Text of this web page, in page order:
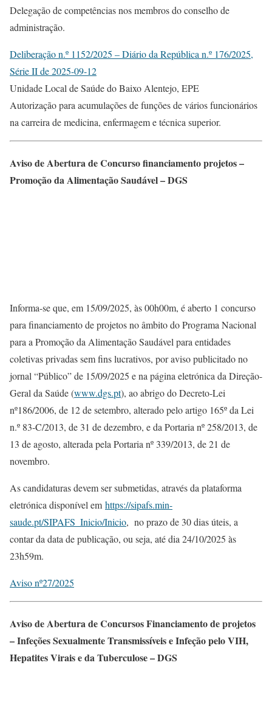
Delegação de competências nos membros do conselho de
administração.
Deliberação n.º 1152/2025 – Diário da República n.º 176/2025,
Série II de 2025-09-12
Unidade Local de Saúde do Baixo Alentejo, EPE
Autorização para acumulações de funções de vários funcionários
na carreira de medicina, enfermagem e técnica superior.
Aviso de Abertura de Concurso financiamento projetos –
Promoção da Alimentação Saudável – DGS
Informa-se que, em 15/09/2025, às 00h00m, é aberto 1 concurso
para financiamento de projetos no âmbito do Programa Nacional
para a Promoção da Alimentação Saudável para entidades
coletivas privadas sem fins lucrativos, por aviso publicitado no
jornal “Público” de 15/09/2025 e na página eletrónica da Direção-
Geral da Saúde (www.dgs.pt), ao abrigo do Decreto-Lei
nº186/2006, de 12 de setembro, alterado pelo artigo 165º da Lei
n.º 83-C/2013, de 31 de dezembro, e da Portaria nº 258/2013, de
13 de agosto, alterada pela Portaria nº 339/2013, de 21 de
novembro.
As candidaturas devem ser submetidas, através da plataforma
eletrónica disponível em https://sipafs.min-
saude.pt/SIPAFS_Inicio/Inicio, no prazo de 30 dias úteis, a
contar da data de publicação, ou seja, até dia 24/10/2025 às
23h59m.
Aviso nº27/2025
Aviso de Abertura de Concursos Financiamento de projetos
– Infeções Sexualmente Transmissíveis e Infeção pelo VIH,
Hepatites Virais e da Tuberculose – DGS